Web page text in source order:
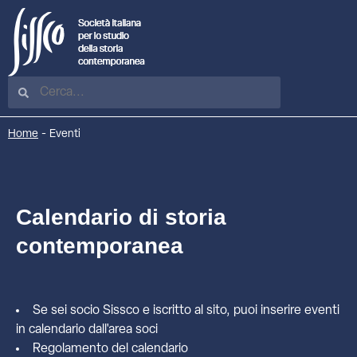
Home - Eventi
Calendario di storia
contemporanea
Se sei socio Sissco e iscritto al sito, puoi inserire eventi
in calendario dall'area soci
Regolamento del calendario